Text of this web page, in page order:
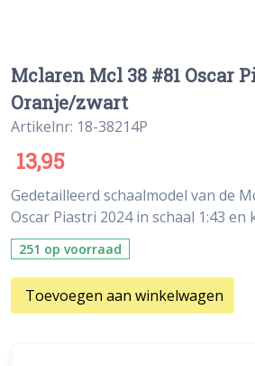
Mclaren Mcl 38 #81 Oscar
Oranje/zwart
Artikelnr: 18-38214P
13,95
Gedetailleerd schaalmodel van de
Oscar Piastri 2024 in schaal 1:43
251 op voorraad
Toevoegen aan winkelwagen